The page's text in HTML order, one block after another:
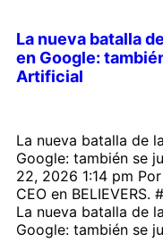
La nueva batalla
en Google:
Artificial
La nueva batalla de
Google: también se
22, 2026 1:14 pm
CEO en
La nueva batalla de
Google: también se